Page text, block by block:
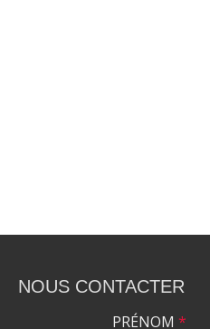
NOUS CONTACTER
PRÉNOM *